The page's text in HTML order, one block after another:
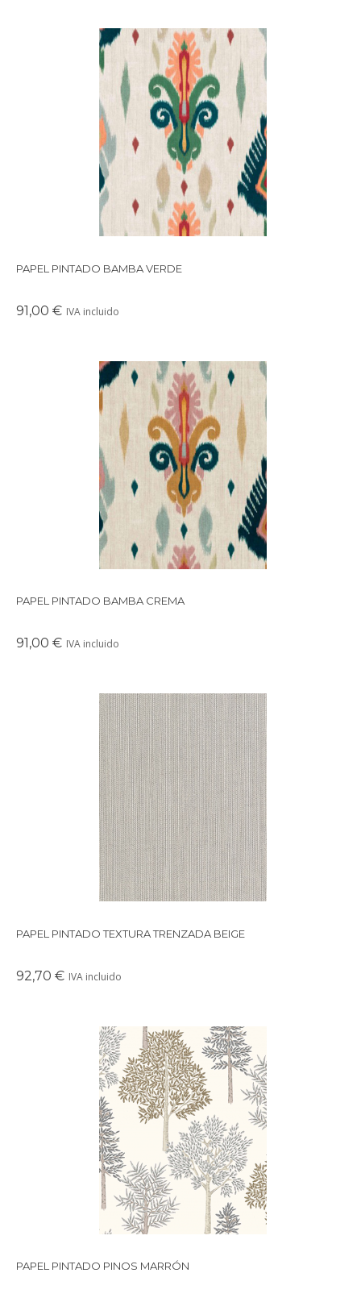
Papel pintado de inspiración floral en tonos verdes.
Tejedores de la ila de Sumba que se inspiran en los arrecifes de
coral de Indonesia.
PAPEL PINTADO BAMBA VERDE
91,00 € IVA incluido
Papel pintado de inspiración floral crema.
Tejedores de la isla de Sumba que se inspiran en los arrecifes
de coral de Indonesia.
PAPEL PINTADO BAMBA CREMA
91,00 € IVA incluido
Papel pintado con una agradable textura de espiga en color beige claro. Se trata
de un papel vinílico, perfecto para su colocación en cuartos húmedos como
baños o lavanderías.
PAPEL PINTADO TEXTURA TRENZADA BEIGE
92,70 € IVA incluido
Papel pintado de inspiración vegetal compuesto por un dibujo
de arboleda al estilo acuarela
PAPEL PINTADO PINOS MARRÓN